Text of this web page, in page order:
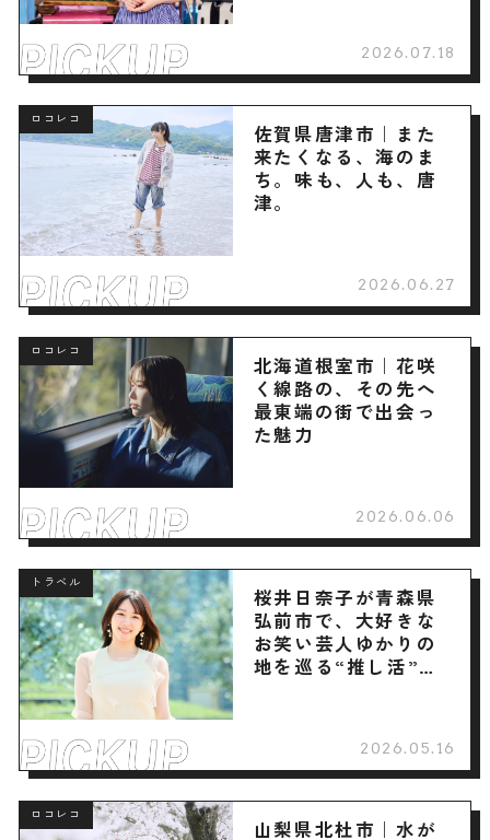
2026.07.18
ロコレコ
佐賀県唐津市｜また
来たくなる、海のま
ち。味も、人も、唐
津。
2026.06.27
ロコレコ
北海道根室市｜花咲
く線路の、その先へ
最東端の街で出会っ
た魅力
2026.06.06
トラベル
桜井日奈子が青森県
弘前市で、大好きな
お笑い芸人ゆかりの
地を巡る“推し活”旅
2026.05.16
ロコレコ
山梨県北杜市｜水が